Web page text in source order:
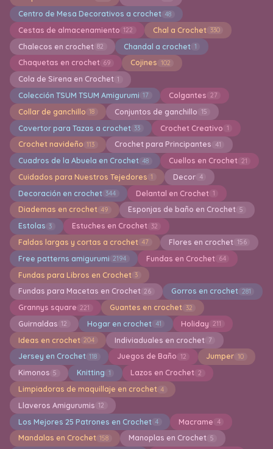
Centro de Mesa Decorativos a crochet 48
Cestas de almacenamiento 122 Chal a Crochet 330
Chalecos en crochet 82 Chandal a crochet 1
Chaquetas en crochet 69 Cojines 102
Cola de Sirena en Crochet 1
Colección TSUM TSUM Amigurumi 17 Colgantes 27
Collar de ganchillo 18 Conjuntos de ganchillo 15
Covertor para Tazas a crochet 33 Crochet Creativo 1
Crochet navideño 113 Crochet para Principantes 41
Cuadros de la Abuela en Crochet 48 Cuellos en Crochet 21
Cuidados para Nuestros Tejedores 1 Decor 4
Decoración en crochet 344 Delantal en Crochet 1
Diademas en crochet 49 Esponjas de baño en Crochet 5
Estolas 3 Estuches en Crochet 32
Faldas largas y cortas a crochet 47 Flores en crochet 156
Free patterns amigurumi 2194 Fundas en Crochet 64
Fundas para Libros en Crochet 3
Fundas para Macetas en Crochet 26 Gorros en crochet 281
Grannys square 221 Guantes en crochet 32
Guirnaldas 12 Hogar en crochet 41 Holiday 211
Ideas en crochet 204 Indiviaduales en crochet 7
Jersey en Crochet 118 Juegos de Baño 12 Jumper 10
Kimonos 5 Knitting 1 Lazos en Crochet 2
Limpiadoras de maquillaje en crochet 4
Llaveros Amigurumis 12
Los Mejores 25 Patrones en Crochet 4 Macrame 4
Mandalas en Crochet 158 Manoplas en Crochet 5